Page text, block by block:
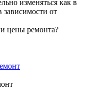
изменяться как в
от
цены ремонта?